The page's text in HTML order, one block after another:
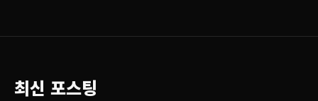
최신 포스팅